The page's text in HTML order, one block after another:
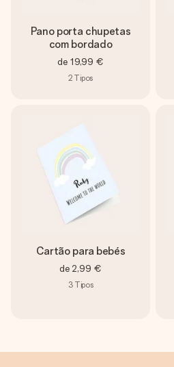
Pano porta chupetas
com bordado
de 19,99 €
2 Tipos
Cartão para bebés
de 2,99 €
3 Tipos